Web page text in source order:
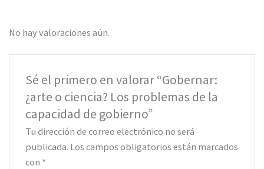
No hay valoraciones aún.
Sé el primero en valorar “Gobernar:
¿arte o ciencia? Los problemas de la
capacidad de gobierno”
Tu dirección de correo electrónico no será
publicada. Los campos obligatorios están marcados
con *